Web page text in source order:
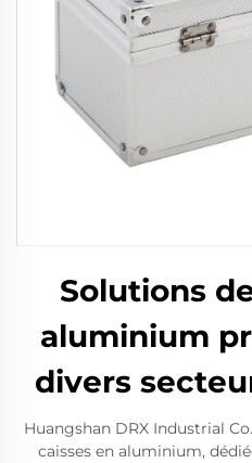
Solutions
aluminium
divers
Huangshan DRX Industrial
caisses en aluminium,